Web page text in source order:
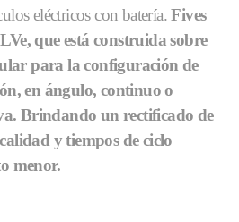
eléctricos con batería.Fives
que está construida sobre
para la configuración de
en ángulo, continuo o
Brindando un rectificado de
y tiempos de ciclo
menor.